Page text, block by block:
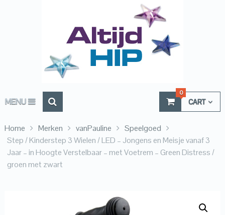
MENU CART
0
Home Merken vanPauline
Speelgoed
Step / Kinderstep 3 Wielen / LED – Jongens en Meisje vanaf 3
Jaar – in Hoogte Verstelbaar – met Voetrem – Green Distress /
groen met zwart